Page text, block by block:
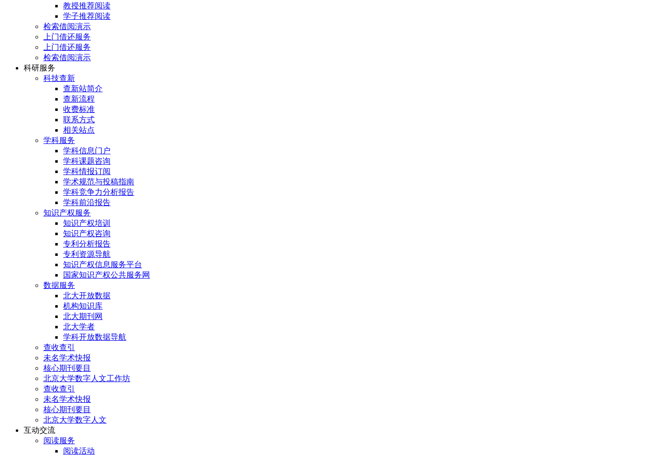
教授推荐阅读
学子推荐阅读
检索借阅演示
上门借还服务
上门借还服务
检索借阅演示
科研服务
科技查新
查新站简介
查新流程
收费标准
联系方式
相关站点
学科服务
学科信息门户
学科课题咨询
学科情报订阅
学术规范与投稿指南
学科竞争力分析报告
学科前沿报告
知识产权服务
知识产权培训
知识产权咨询
专利分析报告
专利资源导航
知识产权信息服务平台
国家知识产权公共服务网
数据服务
北大开放数据
机构知识库
北大期刊网
北大学者
学科开放数据导航
查收查引
未名学术快报
核心期刊要目
北京大学数字人文工作坊
查收查引
未名学术快报
核心期刊要目
北京大学数字人文
互动交流
阅读服务
阅读活动